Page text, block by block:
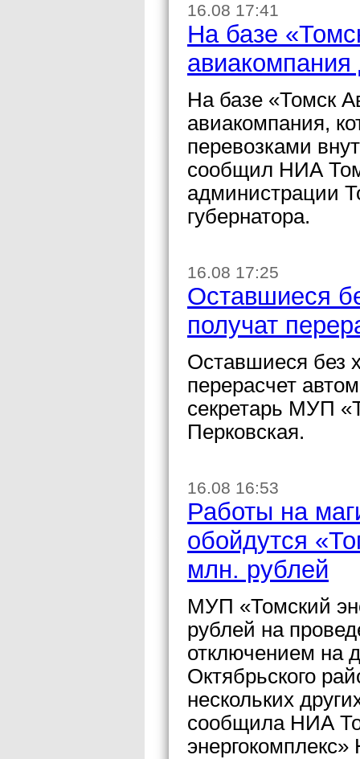
16.08 17:41
На базе
На базе «Томск
авиакомпания,
перевозками
сообщил НИА
администрации
губернатора.
16.08 17:25
Оставшиеся
получат
Оставшиеся без
перерасчет
секретарь МУП
Перковская.
16.08 16:53
Работы на
обойдутся
млн. рублей
МУП «Томский
рублей на
отключением на
Октябрьского
нескольких
сообщила НИА